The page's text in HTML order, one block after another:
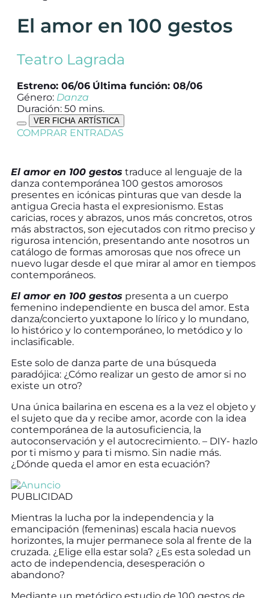
El amor en 100 gestos
Teatro Lagrada
Estreno: 06/06 Última función: 08/06
Género: Danza
Duración: 50 mins.
VER FICHA ARTÍSTICA
COMPRAR ENTRADAS
El amor en 100 gestos traduce al lenguaje de la
danza contemporánea 100 gestos amorosos
presentes en icónicas pinturas que van desde la
antigua Grecia hasta el expresionismo. Estas
caricias, roces y abrazos, unos más concretos, otros
más abstractos, son ejecutados con ritmo preciso y
rigurosa intención, presentando ante nosotros un
catálogo de formas amorosas que nos ofrece un
nuevo lugar desde el que mirar al amor en tiempos
contemporáneos.
El amor en 100 gestos presenta a un cuerpo
femenino independiente en busca del amor. Esta
danza/concierto yuxtapone lo lírico y lo mundano,
lo histórico y lo contemporáneo, lo metódico y lo
inclasificable.
Este solo de danza parte de una búsqueda
paradójica: ¿Cómo realizar un gesto de amor si no
existe un otro?
Una única bailarina en escena es a la vez el objeto y
el sujeto que da y recibe amor, acorde con la idea
contemporánea de la autosuficiencia, la
autoconservación y el autocrecimiento. – DIY- hazlo
por ti mismo y para ti mismo. Sin nadie más.
¿Dónde queda el amor en esta ecuación?
PUBLICIDAD
Mientras la lucha por la independencia y la
emancipación (femeninas) escala hacia nuevos
horizontes, la mujer permanece sola al frente de la
cruzada. ¿Elige ella estar sola? ¿Es esta soledad un
acto de independencia, desesperación o
abandono?